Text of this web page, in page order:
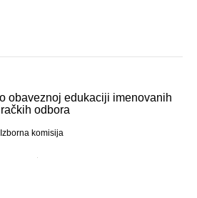
obaveznoj edukaciji imenovanih
odbora
Izborna komisija